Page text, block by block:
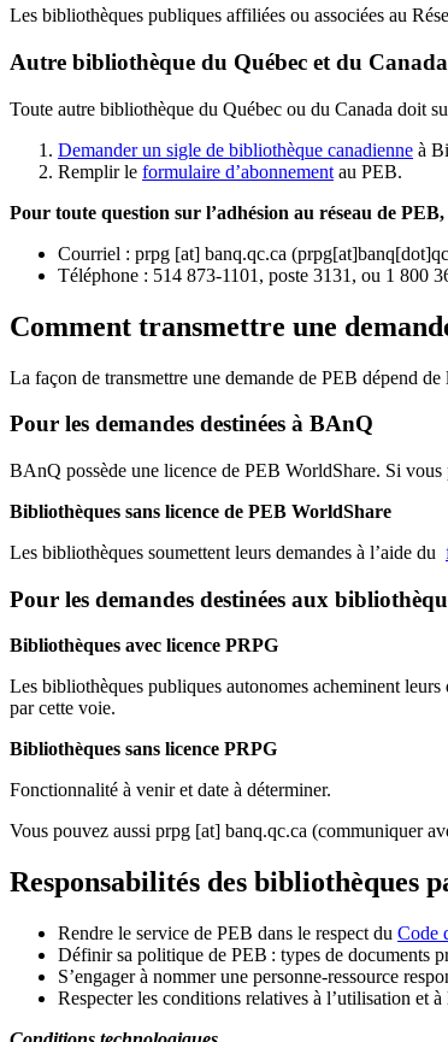
Les bibliothèques publiques affiliées ou associées au
Autre bibliothèque du Québec et du Canada
Toute autre bibliothèque du Québec ou du Canada doit
Demander un sigle de bibliothèque canadienne à
Remplir le formulaire d’abonnement au PEB.
Pour toute question sur l’adhésion au réseau de PEB,
Courriel : prpg [at] banq.qc.ca (
Téléphone : 514 873-1101, poste 3131, ou 1 800
Comment transmettre une
La façon de transmettre une demande de PEB dépend
Pour les demandes destinées à BAnQ
BAnQ possède une licence de PEB WorldShare. Si
Bibliothèques sans licence de PEB WorldShare
Les bibliothèques soumettent leurs demandes à l’aide du
Pour les demandes destinées aux
Bibliothèques avec licence PRPG
Les bibliothèques publiques autonomes acheminent
par cette voie.
Bibliothèques sans licence PRPG
Fonctionnalité à venir et date à déterminer.
Vous pouvez aussi prpg [at] banq.qc.ca (communiquer
Responsabilités des bibliothèques
Rendre le service de PEB dans le respect du Code
Définir sa politique de PEB : types de documents
S’engager à nommer une personne-ressource
Respecter les conditions relatives à l’utilisation et